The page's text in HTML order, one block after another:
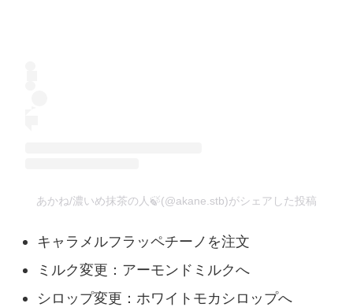
あかね/濃いめ抹茶の人🍃(@akane.stb)がシェアした投稿
キャラメルフラッペチーノを注文
ミルク変更：アーモンドミルクへ
シロップ変更：ホワイトモカシロップへ